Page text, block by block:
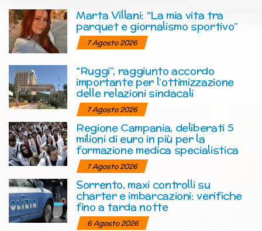
Marta Villani: “La mia vita tra
parquet e giornalismo sportivo”
7 Agosto 2026
“Ruggi”, raggiunto accordo
importante per l’ottimizzazione
delle relazioni sindacali
7 Agosto 2026
Regione Campania, deliberati 5
milioni di euro in più per la
formazione medica specialistica
7 Agosto 2026
Sorrento, maxi controlli su
charter e imbarcazioni: verifiche
fino a tarda notte
6 Agosto 2026